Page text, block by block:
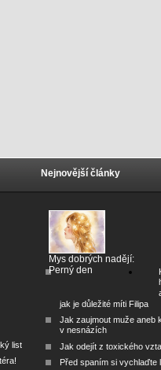
list
Nejnovější články
Mys dobrých nadějí:
Perný den
jak je důležité míti Filipa
Jak zaujmout muže aneb
v nesnázích
Jak odejít z toxického
Před spaním si vychlaďte